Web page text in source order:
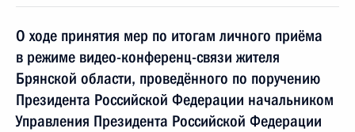
О ходе принятия мер по итогам личного приёма
в режиме видео-конференц-связи жителя
Брянской области, проведённого по поручению
Президента Российской Федерации начальником
Управления Президента Российской Федерации